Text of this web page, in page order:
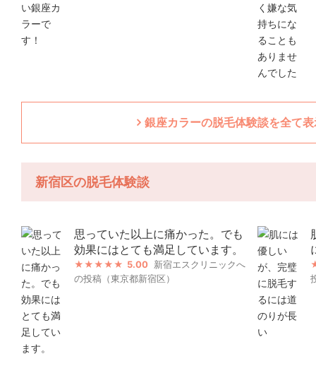
銀座カラーの脱毛体験談を全て
新宿区の脱毛体験談
思っていた以上に痛かった。でも
効果にはとても満足しています。
5.00 新宿エスクリニックへ
の投稿（東京都新宿区）